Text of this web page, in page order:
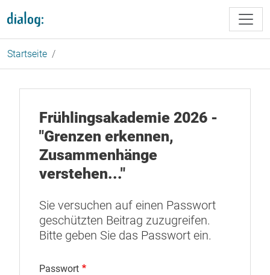
Startseite
Frühlingsakademie 2026 -
"Grenzen erkennen,
Zusammenhänge
verstehen..."
Sie versuchen auf einen Passwort
geschützten Beitrag zuzugreifen.
Bitte geben Sie das Passwort ein.
Passwort